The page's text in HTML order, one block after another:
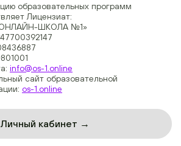
образовательных программ
Лицензиат:
ШКОЛА №1»
info@os-1.online
сайт образовательной
os-1.online
Личный кабинет →